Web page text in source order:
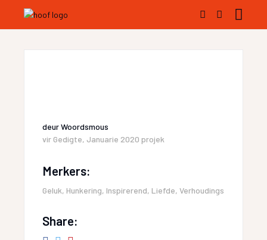
deurWoordsmous
vir Gedigte, Januarie 2020 projek
Merkers:
Geluk, Hunkering, Inspirerend, Liefde,Verhoudings
Share: